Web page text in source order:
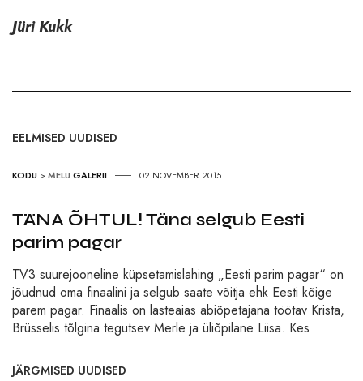
Jüri Kukk
EELMISED UUDISED
KODU >MELU GALERII 02.NOVEMBER 2015
TÄNA ÕHTUL! Täna selgub Eesti
parim pagar
TV3 suurejooneline küpsetamislahing „Eesti parim pagar“ on
jõudnud oma finaalini ja selgub saate võitja ehk Eesti kõige
parem pagar. Finaalis on lasteaias abiõpetajana töötav Krista,
Brüsselis tõlgina tegutsev Merle ja üliõpilane Liisa. Kes
JÄRGMISED UUDISED